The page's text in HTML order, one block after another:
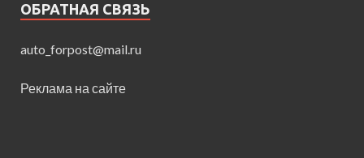
ОБРАТНАЯ СВЯЗЬ
auto_forpost@mail.ru
Реклама на сайте